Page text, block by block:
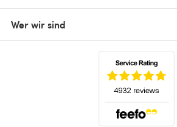
Wer wir sind